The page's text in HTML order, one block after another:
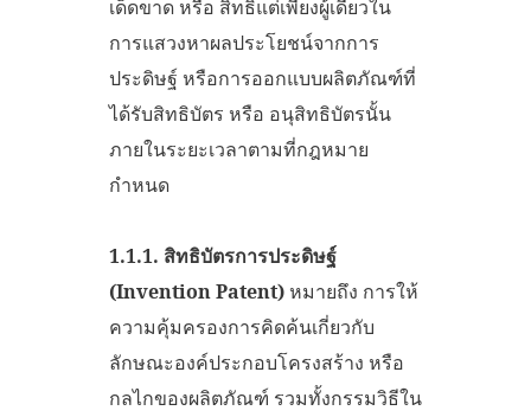
เด็ดขาด หรือ สิทธิแต่เพียงผู้เดียวใน
การแสวงหาผลประโยชน์จากการ
ประดิษฐ์ หรือการออกแบบผลิตภัณฑ์ที่
ได้รับสิทธิบัตร หรือ อนุสิทธิบัตรนั้น
ภายในระยะเวลาตามที่กฎหมาย
กำหนด
1.1.1. สิทธิบัตรการประดิษฐ์
(Invention Patent)หมายถึง การให้
ความคุ้มครองการคิดค้นเกี่ยวกับ
ลักษณะองค์ประกอบโครงสร้าง หรือ
กลไกของผลิตภัณฑ์ รวมทั้งกรรมวิธีใน